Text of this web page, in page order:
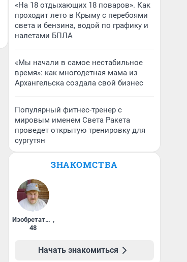
«На 18 отдыхающих 18 поваров». Как
проходит лето в Крыму с перебоями
света и бензина, водой по графику и
налетами БПЛА
«Мы начали в самое нестабильное
время»: как многодетная мама из
Архангельска создала свой бизнес
Популярный фитнес-тренер с
мировым именем Света Ракета
проведет открытую тренировку для
сургутян
ЗНАКОМСТВА
Изобретатель ,
48
Начать знакомиться